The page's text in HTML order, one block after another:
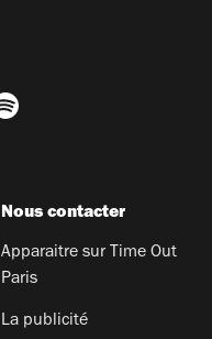
Nous contacter
Apparaitre sur Time Out
Paris
La publicité